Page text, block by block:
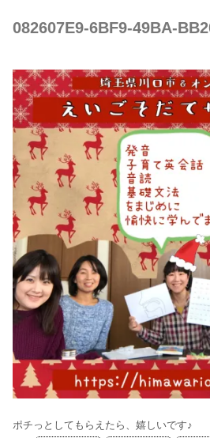
082607E9-6BF9-49BA-
ポチっとしてもらえたら、嬉しいです♪